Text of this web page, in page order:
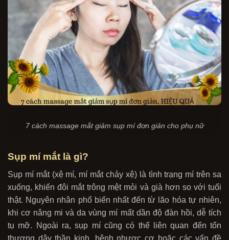
7 cách massage mắt giảm sụp mí đơn giản cho phụ nữ
Sụp mí mắt là gì?
Sụp mí mắt (xệ mí, mí mắt chảy xệ) là tình trạng mí trên sa
xuống, khiến đôi mắt trông mệt mỏi và già hơn so với tuổi
thật. Nguyên nhân phổ biến nhất đến từ lão hóa tự nhiên,
khi cơ nâng mi và da vùng mí mất dần độ đàn hồi, dễ tích
tụ mỡ. Ngoài ra, sụp mí cũng có thể liên quan đến tổn
thương dây thần kinh, bệnh nhược cơ hoặc các vấn đề